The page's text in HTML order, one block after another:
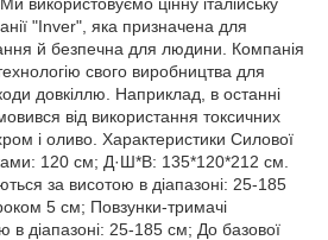
"Inver", яка призначена для
й безпечна для людини. Компанія
свого виробництва для
довкіллю. Наприклад, в останні
від використання токсичних
і оливо. Характеристики Силової
120 см; Д·Ш*В: 135*120*212 см.
за висотою в діапазоні: 25-185
5 см; Повзунки-тримачі
в діапазоні: 25-185 см; До базової